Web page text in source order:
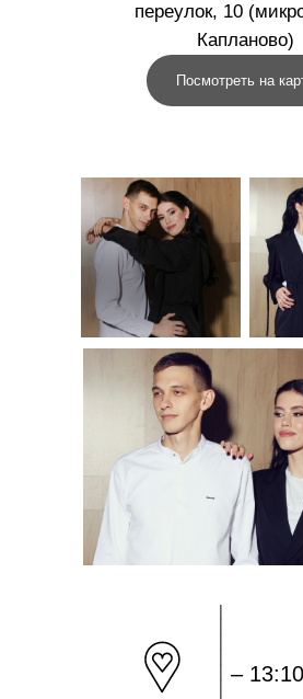
переулок, 10
Капланово)
Посмотреть на
–